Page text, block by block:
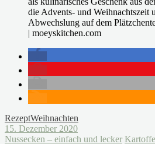
RezeptWeihnachten
15. Dezember 2020
Nussecken – einfach und lecker